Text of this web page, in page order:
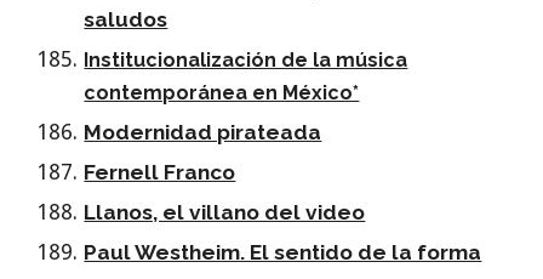
saludos
Institucionalización de la música
contemporánea en México*
Modernidad pirateada
Fernell Franco
Llanos, el villano del video
Paul Westheim. El sentido de la forma